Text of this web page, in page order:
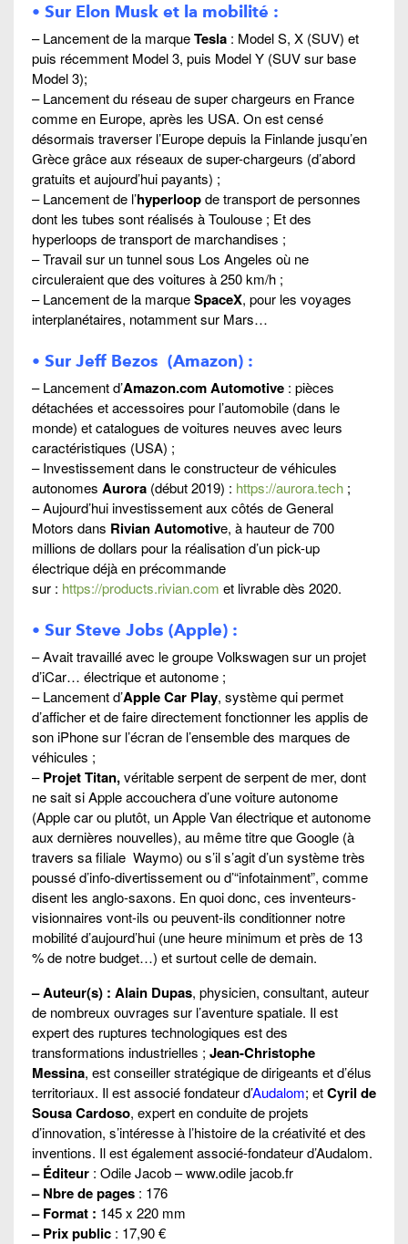
• Sur Elon Musk et la mobilité :
– Lancement de la marqueTesla : Model S, X (SUV) et
puis récemment Model 3, puis Model Y (SUV sur base
Model 3);
– Lancement du réseau de super chargeurs en France
comme en Europe, après les USA. On est censé
désormais traverser l’Europe depuis la Finlande jusqu’en
Grèce grâce aux réseaux de super-chargeurs (d’abord
gratuits et aujourd’hui payants) ;
– Lancement de l’hyperloopde transport de personnes
dont les tubes sont réalisés à Toulouse ; Et des
hyperloops de transport de marchandises ;
– Travail sur un tunnel sous Los Angeles où ne
circuleraient que des voitures à 250 km/h ;
– Lancement de la marqueSpaceX, pour les voyages
interplanétaires, notamment sur Mars…
• Sur Jeff Bezos (Amazon) :
– Lancement d’Amazon.com Automotive : pièces
détachées et accessoires pour l’automobile (dans le
monde) et catalogues de voitures neuves avec leurs
caractéristiques (USA) ;
– Investissement dans le constructeur de véhicules
autonomes Aurora (début 2019) : https://aurora.tech ;
– Aujourd’hui investissement aux côtés de General
Motors dans Rivian Automotive, à hauteur de 700
millions de dollars pour la réalisation d’un pick-up
électrique déjà en précommande
sur : https://products.rivian.com et livrable dès 2020.
• Sur Steve Jobs (Apple) :
– Avait travaillé avec le groupe Volkswagen sur un projet
d’iCar… électrique et autonome ;
– Lancement d’Apple Car Play, système qui permet
d’afficher et de faire directement fonctionner les applis de
son iPhone sur l’écran de l’ensemble des marques de
véhicules ;
–Projet Titan,véritable serpent de serpent de mer, dont
ne sait si Apple accouchera d’une voiture autonome
(Apple car ou plutôt, un Apple Van électrique et autonome
aux dernières nouvelles), au même titre que Google (à
travers sa filiale Waymo) ou s’il s’agit d’un système très
poussé d’info-divertissement ou d’“infotainment”, comme
disent les anglo-saxons. En quoi donc, ces inventeurs-
visionnaires vont-ils ou peuvent-ils conditionner notre
mobilité d’aujourd’hui (une heure minimum et près de 13
% de notre budget…) et surtout celle de demain.
– Auteur(s) : Alain Dupas, physicien, consultant, auteur
de nombreux ouvrages sur l’aventure spatiale. Il est
expert des ruptures technologiques est des
transformations industrielles ; Jean-Christophe
Messina, est conseiller stratégique de dirigeants et d’élus
territoriaux. Il est associé fondateur d’Audalom; etCyril de
Sousa Cardoso, expert en conduite de projets
d’innovation, s’intéresse à l’histoire de la créativité et des
inventions. Il est également associé-fondateur d’Audalom.
– Éditeur : Odile Jacob – www.odile jacob.fr
– Nbre de pages : 176
– Format : 145 x 220 mm
– Prix public : 17,90 €